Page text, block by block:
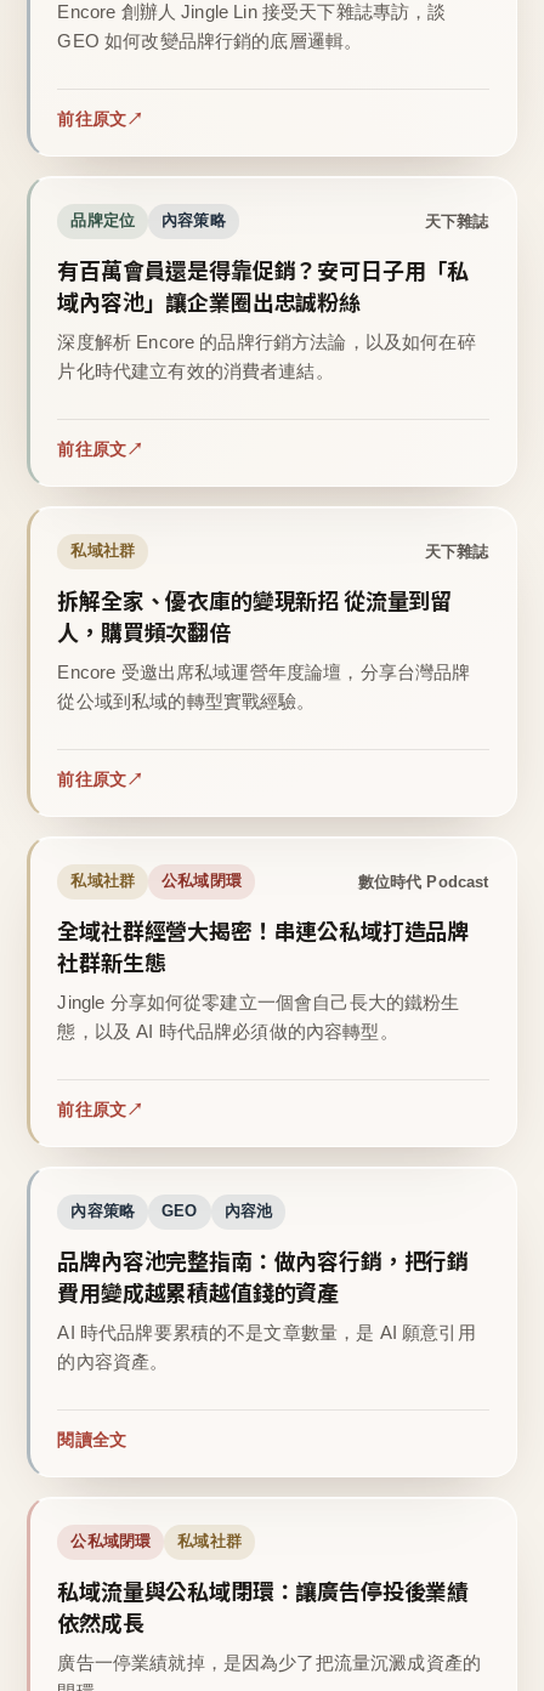
Encore 創辦人 Jingle Lin 接受天下雜誌專訪，談
GEO 如何改變品牌行銷的底層邏輯。
前往原文
品牌定位 內容策略 天下雜誌
有百萬會員還是得靠促銷？安可日子用「私
域內容池」讓企業圈出忠誠粉絲
深度解析 Encore 的品牌行銷方法論，以及如何在碎
片化時代建立有效的消費者連結。
前往原文
私域社群 天下雜誌
拆解全家、優衣庫的變現新招 從流量到留
人，購買頻次翻倍
Encore 受邀出席私域運營年度論壇，分享台灣品牌
從公域到私域的轉型實戰經驗。
前往原文
私域社群 公私域閉環 數位時代 Podcast
全域社群經營大揭密！串連公私域打造品牌
社群新生態
Jingle 分享如何從零建立一個會自己長大的鐵粉生
態，以及 AI 時代品牌必須做的內容轉型。
前往原文
內容策略 GEO 內容池
品牌內容池完整指南：做內容行銷，把行銷
費用變成越累積越值錢的資產
AI 時代品牌要累積的不是文章數量，是 AI 願意引用
的內容資產。
閱讀全文
公私域閉環 私域社群
私域流量與公私域閉環：讓廣告停投後業績
依然成長
廣告一停業績就掉，是因為少了把流量沉澱成資產的